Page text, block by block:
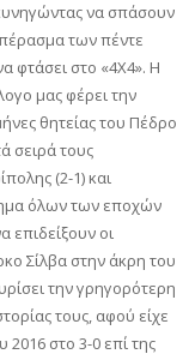
να σπάσουν
των πέντε
φτάσει στο «4Χ4». Η
μας φέρει την
θητείας του Πέδρο
σειρά τους
(2-1) και
όλων των εποχών
επιδείξουν οι
Σίλβα στην άκρη του
την γρηγορότερη
τους, αφού είχε
2016 στο 3-0 επί της